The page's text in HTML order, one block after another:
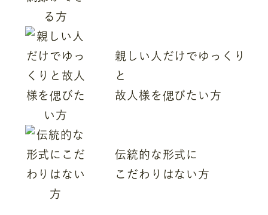
親しい人だけでゆっくり
と
故人様を偲びたい方
伝統的な形式に
こだわりはない方